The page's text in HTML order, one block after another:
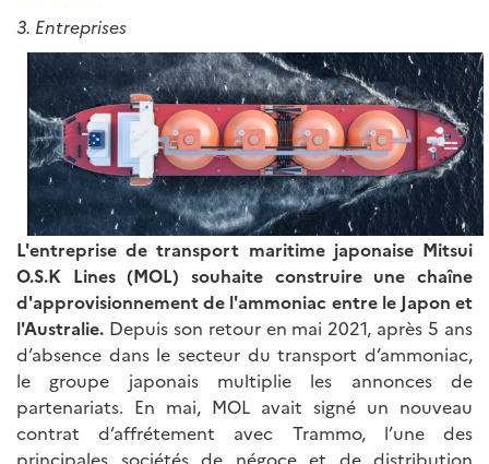
3. Entreprises
L'entreprise de transport maritime japonaise Mitsui
O.S.K Lines (MOL) souhaite construire une chaîne
d'approvisionnement de l'ammoniac entre le Japon et
l'Australie. Depuis son retour en mai 2021, après 5 ans
d’absence dans le secteur du transport d’ammoniac,
le groupe japonais multiplie les annonces de
partenariats. En mai, MOL avait signé un nouveau
contrat d’affrétement avec Trammo, l’une des
principales sociétés de négoce et de distribution